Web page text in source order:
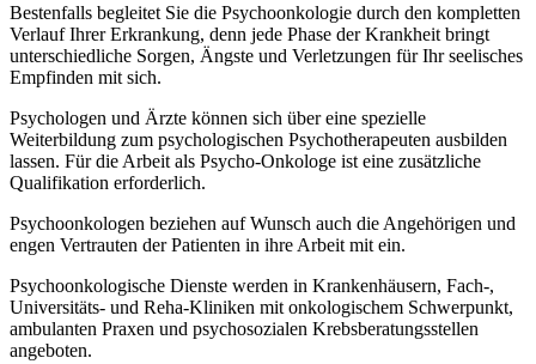
Bestenfalls begleitet Sie die Psychoonkologie durch den kompletten
Verlauf Ihrer Erkrankung, denn jede Phase der Krankheit bringt
unterschiedliche Sorgen, Ängste und Verletzungen für Ihr seelisches
Empfinden mit sich.
Psychologen und Ärzte können sich über eine spezielle
Weiterbildung zum psychologischen Psychotherapeuten ausbilden
lassen. Für die Arbeit als Psycho-Onkologe ist eine zusätzliche
Qualifikation erforderlich.
Psychoonkologen beziehen auf Wunsch auch die Angehörigen und
engen Vertrauten der Patienten in ihre Arbeit mit ein.
Psychoonkologische Dienste werden in Krankenhäusern, Fach-,
Universitäts- und Reha-Kliniken mit onkologischem Schwerpunkt,
ambulanten Praxen und psychosozialen Krebsberatungsstellen
angeboten.